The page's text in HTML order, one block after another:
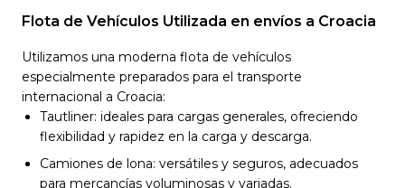
Flota de Vehículos Utilizada en envíos a Croacia
Utilizamos una moderna flota de vehículos
especialmente preparados para el transporte
internacional a Croacia:
Tautliner: ideales para cargas generales, ofreciendo
flexibilidad y rapidez en la carga y descarga.
Camiones de lona: versátiles y seguros, adecuados
para mercancías voluminosas y variadas.